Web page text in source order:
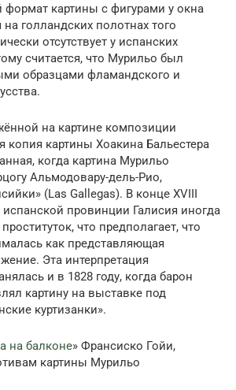
картины с фигурами у окна
на голландских полотнах того
отсутствует у испанских
считается, что Мурильо был
образцами фламандского и
на картине композиции
копия картины Хоакина Бальестера
когда картина Мурильо
Альмодовару-дель-Рио,
(Las Gallegas). В конце XVIII
провинции Галисия иногда
что предполагает, что
как представляющая
Эта интерпретация
и в 1828 году, когда барон
картину на выставке под
куртизанки».
на балконе» Франсиско Гойи,
картины Мурильо